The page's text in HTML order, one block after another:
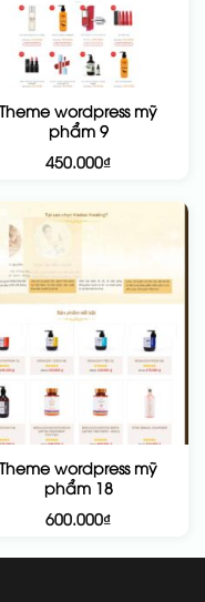
Theme wordpress mỹ
phẩm 9
450.000₫
Theme wordpress mỹ
phẩm 18
600.000₫